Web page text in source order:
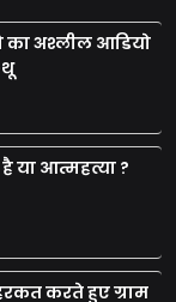
का अश्लील आडियो
या आत्महत्या ?
करते हुए ग्राम